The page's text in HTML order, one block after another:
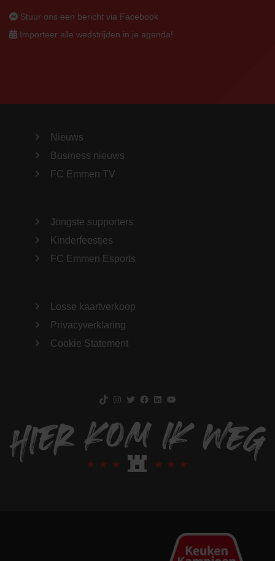
Stuur ons een bericht via Facebook
Importeer alle wedstrijden in je agenda!
Nieuws
Business nieuws
FC Emmen TV
Jongste supporters
Kinderfeestjes
FC Emmen Esports
Losse kaartverkoop
Privacyverklaring
Cookie Statement